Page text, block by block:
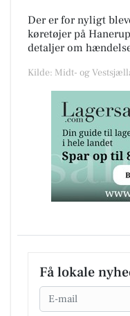
Der er for nyligt
køretøjer på
detaljer om
Kilde: Midt- og
Få lokale
Email